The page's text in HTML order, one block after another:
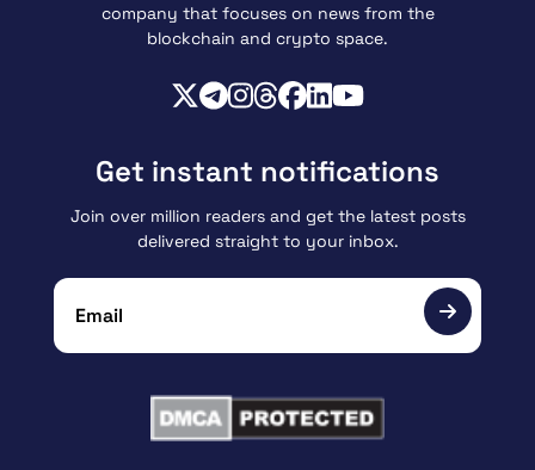
company that focuses on news from the
blockchain and crypto space.
Get instant notifications
Join over million readers and get the latest posts
delivered straight to your inbox.